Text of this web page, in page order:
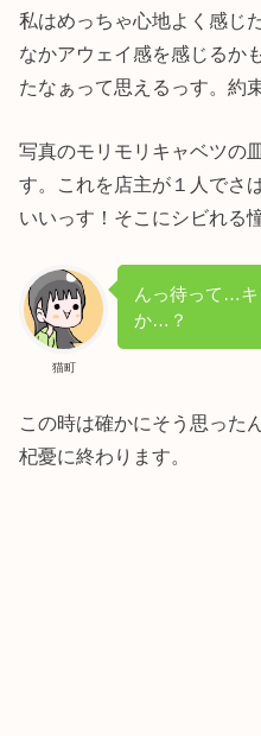
私はめっちゃ心地よく感じ
なかアウェイ感を感じるか
たなぁって思えるっす。約
写真のモリモリキャベツの
す。これを店主が１人でさ
いいっす！そこにシビれる
猫町
んっ待って…キ
か…？
この時は確かにそう思った
杞憂に終わります。